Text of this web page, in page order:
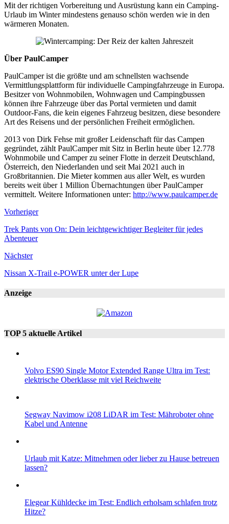
Mit der richtigen Vorbereitung und Ausrüstung kann ein Camping-
Urlaub im Winter mindestens genauso schön werden wie in den
wärmeren Monaten.
Über PaulCamper
PaulCamper ist die größte und am schnellsten wachsende
Vermittlungsplattform für individuelle Campingfahrzeuge in Europa.
Besitzer von Wohnmobilen, Wohnwagen und Campingbussen
können ihre Fahrzeuge über das Portal vermieten und damit
Outdoor-Fans, die kein eigenes Fahrzeug besitzen, diese besondere
Art des Reisens und der persönlichen Freiheit ermöglichen.
2013 von Dirk Fehse mit großer Leidenschaft für das Campen
gegründet, zählt PaulCamper mit Sitz in Berlin heute über 12.778
Wohnmobile und Camper zu seiner Flotte in derzeit Deutschland,
Österreich, den Niederlanden und seit Mai 2021 auch in
Großbritannien. Die Mieter kommen aus aller Welt, es wurden
bereits weit über 1 Million Übernachtungen über PaulCamper
vermittelt. Weitere Informationen unter: http://www.paulcamper.de
Vorheriger
Trek Pants von On: Dein leichtgewichtiger Begleiter für jedes
Abenteuer
Nächster
Nissan X-Trail e-POWER unter der Lupe
Anzeige
TOP 5 aktuelle Artikel
Volvo ES90 Single Motor Extended Range Ultra im Test:
elektrische Oberklasse mit viel Reichweite
Segway Navimow i208 LiDAR im Test: Mähroboter ohne
Kabel und Antenne
Urlaub mit Katze: Mitnehmen oder lieber zu Hause betreuen
lassen?
Elegear Kühldecke im Test: Endlich erholsam schlafen trotz
Hitze?